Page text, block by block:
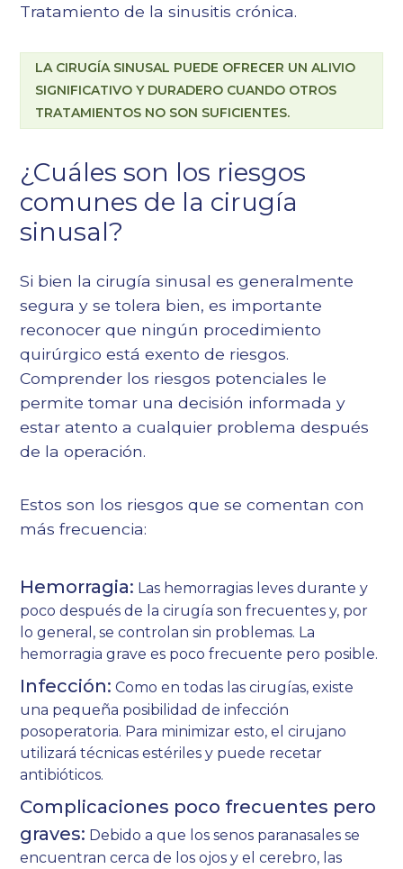
Tratamiento de la sinusitis crónica.
LA CIRUGÍA SINUSAL PUEDE OFRECER UN ALIVIO
SIGNIFICATIVO Y DURADERO CUANDO OTROS
TRATAMIENTOS NO SON SUFICIENTES.
¿Cuáles son los riesgos
comunes de la cirugía
sinusal?
Si bien la cirugía sinusal es generalmente
segura y se tolera bien, es importante
reconocer que ningún procedimiento
quirúrgico está exento de riesgos.
Comprender los riesgos potenciales le
permite tomar una decisión informada y
estar atento a cualquier problema después
de la operación.
Estos son los riesgos que se comentan con
más frecuencia:
Hemorragia: Las hemorragias leves durante y
poco después de la cirugía son frecuentes y, por
lo general, se controlan sin problemas. La
hemorragia grave es poco frecuente pero posible.
Infección: Como en todas las cirugías, existe
una pequeña posibilidad de infección
posoperatoria. Para minimizar esto, el cirujano
utilizará técnicas estériles y puede recetar
antibióticos.
Complicaciones poco frecuentes pero
graves: Debido a que los senos paranasales se
encuentran cerca de los ojos y el cerebro, las